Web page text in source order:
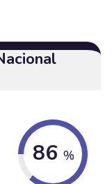
86 %